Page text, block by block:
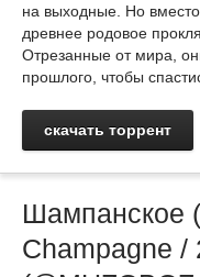
на выходные. Но
древнее родовое
Отрезанные от мира,
прошлого, чтобы
скачать торрент
Шампанское
Champagne